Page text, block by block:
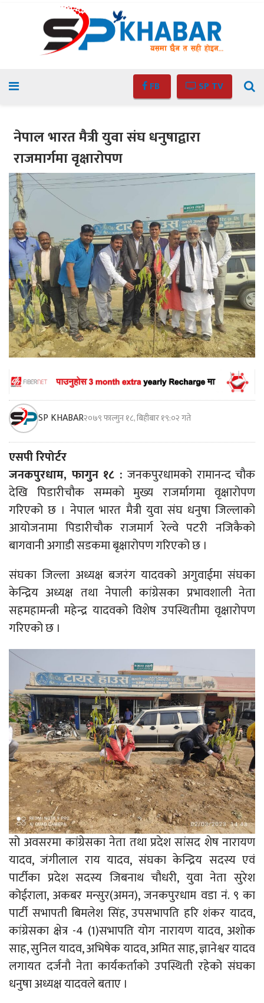
FB SP TV
नेपाल भारत मैत्री युवा संघ धनुषाद्वारा
राजमार्गमा वृक्षारोपण
SP KHABAR२०७९ फाल्गुन १८, बिहीबार १९:०२ गते
एसपी रिपोर्टर
जनकपुरधाम, फागुन १८ : जनकपुरधामको रामानन्द चौक
देखि पिडारीचौक सम्मको मुख्य राजर्मागमा वृक्षारोपण
गरिएको छ । नेपाल भारत मैत्री युवा संघ धनुषा जिल्लाको
आयोजनामा पिडारीचौक राजमार्ग रेल्वे पटरी नजिकैको
बागवानी अगाडी सडकमा बृक्षारोपण गरिएको छ ।
संघका जिल्ला अध्यक्ष बजरंग यादवको अगुवाईमा संघका
केन्द्रिय अध्यक्ष तथा नेपाली कांग्रेसका प्रभावशाली नेता
सहमहामन्त्री महेन्द्र यादवको विशेष उपस्थितीमा वृक्षारोपण
गरिएको छ ।
सो अवसरमा कांग्रेसका नेता तथा प्रदेश सांसद शेष नारायण
यादव, जंगीलाल राय यादव, संघका केन्द्रिय सदस्य एवं
पार्टीका प्रदेश सदस्य जिबनाथ चौधरी, युवा नेता सुरेश
कोईराला, अकबर मन्सुर(अमन), जनकपुरधाम वडा नं. ९ का
पार्टी सभापती बिमलेश सिंह, उपसभापति हरि शंकर यादव,
कांग्रेसका क्षेत्र -4 (1)सभापति योग नारायण यादव, अशोक
साह, सुनिल यादव, अभिषेक यादव, अमित साह, ज्ञानेश्वर यादव
लगायत दर्जनौ नेता कार्यकर्ताको उपस्थिती रहेको संघका
धनुषा अध्यक्ष यादवले बताए ।